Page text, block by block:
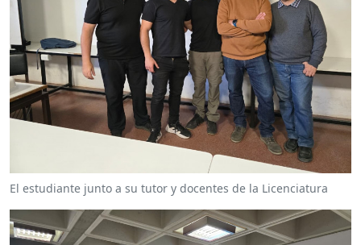
El estudiante junto a su tutor y docentes de la Licenciatura